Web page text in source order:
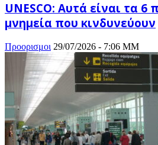
UNESCO: Αυτά είναι τα 6
μνημεία που κινδυνεύουν
Προορισμοι 29/07/2026 - 7:06 ΜΜ